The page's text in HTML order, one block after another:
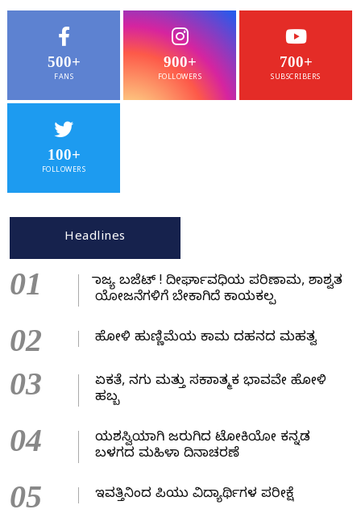
500+
FANS
900+
FOLLOWERS
700+
SUBSCRIBERS
100+
FOLLOWERS
Headlines
01
ರಾಜ್ಯ ಬಜೆಟ್ ! ದೀರ್ಘಾವಧಿಯ ಪರಿಣಾಮ, ಶಾಶ್ವತ
ಯೋಜನೆಗಳಿಗೆ ಬೇಕಾಗಿದೆ ಕಾಯಕಲ್ಪ
02 ಹೋಳಿ ಹುಣ್ಣಿಮೆಯ ಕಾಮ ದಹನದ ಮಹತ್ವ
03
ಏಕತೆ, ನಗು ಮತ್ತು ಸಕಾರಾತ್ಮಕ ಭಾವವೇ ಹೋಳಿ
ಹಬ್ಬ
04
ಯಶಸ್ವಿಯಾಗಿ ಜರುಗಿದ ಟೋಕಿಯೋ ಕನ್ನಡ
ಬಳಗದ ಮಹಿಳಾ ದಿನಾಚರಣೆ
05 ಇವತ್ತಿನಿಂದ ಪಿಯು ವಿದ್ಯಾರ್ಥಿಗಳ ಪರೀಕ್ಷೆ